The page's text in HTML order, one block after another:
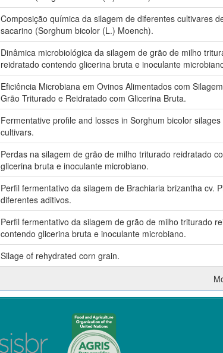
Composição química da silagem de diferentes cultivares
sacarino (Sorghum bicolor (L.) Moench).
Dinâmica microbiológica da silagem de grão de milho
reidratado contendo glicerina bruta e inoculante
Eficiência Microbiana em Ovinos Alimentados com
Grão Triturado e Reidratado com Glicerina Bruta.
Fermentative profile and losses in Sorghum bicolor
cultivars.
Perdas na silagem de grão de milho triturado reidratado
glicerina bruta e inoculante microbiano.
Perfil fermentativo da silagem de Brachiaria brizantha cv.
diferentes aditivos.
Perfil fermentativo da silagem de grão de milho triturado
contendo glicerina bruta e inoculante microbiano.
Silage of rehydrated corn grain.